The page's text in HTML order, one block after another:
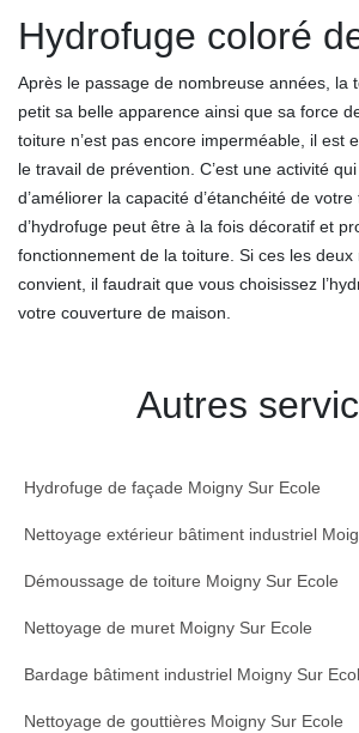
Hydrofuge coloré
Après le passage de nombreuse années, la
petit sa belle apparence ainsi que sa force
toiture n’est pas encore imperméable, il est
le travail de prévention. C’est une activité
d’améliorer la capacité d’étanchéité de
d’hydrofuge peut être à la fois décoratif et
fonctionnement de la toiture. Si ces les
convient, il faudrait que vous choisissez
votre couverture de maison.
Autres
Hydrofuge de façade Moigny Sur Ecole
Nettoyage extérieur bâtiment industriel
Démoussage de toiture Moigny Sur Ecole
Nettoyage de muret Moigny Sur Ecole
Bardage bâtiment industriel Moigny Sur
Nettoyage de gouttières Moigny Sur Ecole